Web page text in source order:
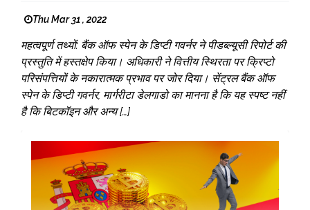
Thu Mar 31 , 2022
महत्वपूर्ण तथ्यों: बैंक ऑफ स्पेन के डिप्टी गवर्नर ने पीडब्ल्यूसी रिपोर्ट की
प्रस्तुति में हस्तक्षेप किया। अधिकारी ने वित्तीय स्थिरता पर क्रिप्टो
परिसंपत्तियों के नकारात्मक प्रभाव पर जोर दिया। सेंट्रल बैंक ऑफ
स्पेन के डिप्टी गवर्नर, मार्गरीटा डेलगाडो का मानना ​​​​है कि यह स्पष्ट नहीं
है कि बिटकॉइन और अन्य […]